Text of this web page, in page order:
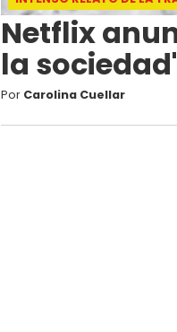
Netflix
la
Por Carolina Cuellar